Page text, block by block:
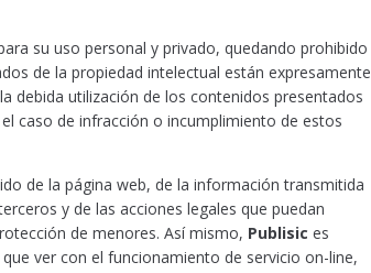
su uso personal y privado, quedando prohibido
de la propiedad intelectual están expresamente
debida utilización de los contenidos presentados
caso de infracción o incumplimiento de estos
de la página web, de la información transmitida
y de las acciones legales que puedan
de menores. Así mismo, Publisic es
ver con el funcionamiento de servicio on-line,